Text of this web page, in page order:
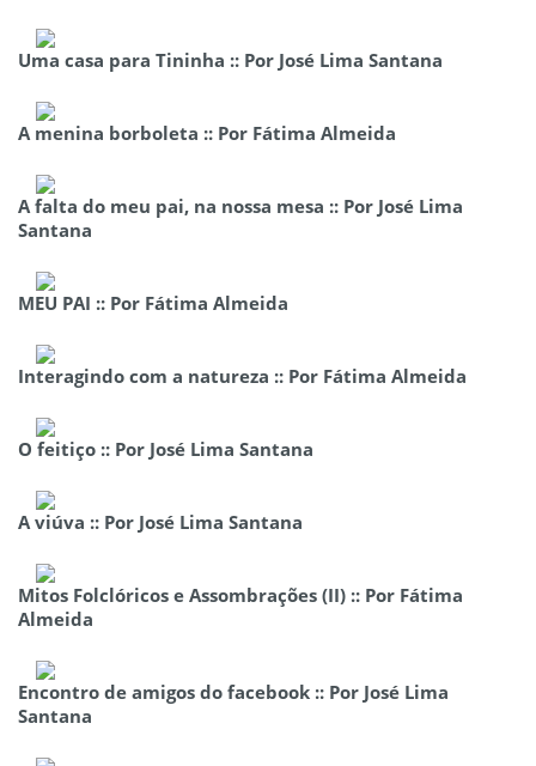
Uma casa para Tininha :: Por José Lima Santana
A menina borboleta :: Por Fátima Almeida
A falta do meu pai, na nossa mesa :: Por José Lima
Santana
MEU PAI :: Por Fátima Almeida
Interagindo com a natureza :: Por Fátima Almeida
O feitiço :: Por José Lima Santana
A viúva :: Por José Lima Santana
Mitos Folclóricos e Assombrações (II) :: Por Fátima
Almeida
Encontro de amigos do facebook :: Por José Lima
Santana